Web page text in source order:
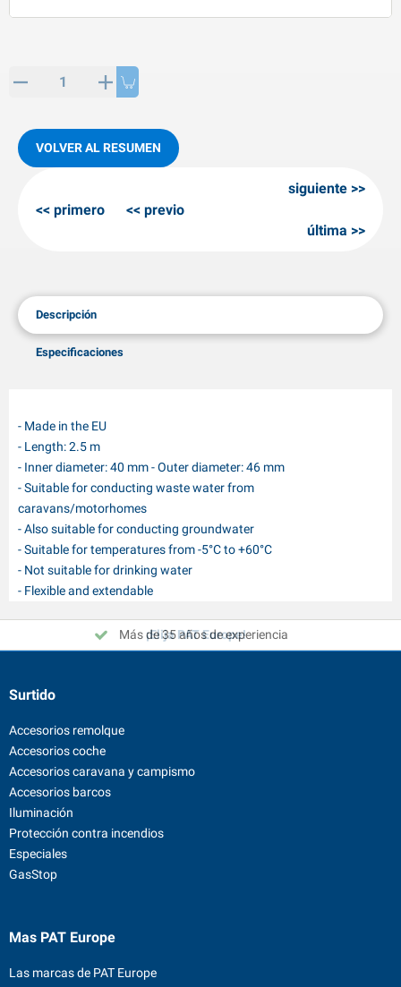
de SPP
para invierno
VOLVER AL RESUMEN
primero previo
siguiente
última
Descripción
Especificaciones
- Made in the EU
- Length: 2.5 m
- Inner diameter: 40 mm - Outer diameter: 46 mm
- Suitable for conducting waste water from
caravans/motorhomes
- Also suitable for conducting groundwater
- Suitable for temperatures from -5°C to +60°C
- Not suitable for drinking water
- Flexible and extendable
¡Elija PAT Europe!
Más de 35 años de experiencia
Surtido
Accesorios remolque
Accesorios coche
Accesorios caravana y campismo
Accesorios barcos
Iluminación
Protección contra incendios
Especiales
GasStop
Mas PAT Europe
Las marcas de PAT Europe